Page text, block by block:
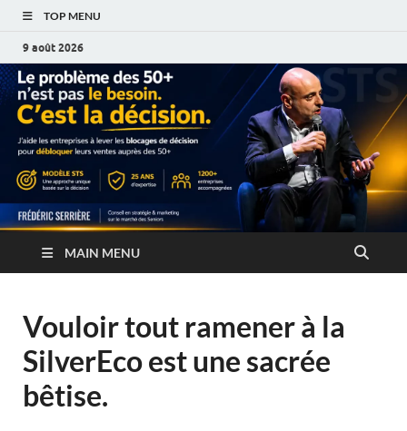
TOP MENU
9 août 2026
MAIN MENU
Vouloir tout ramener à la
SilverEco est une sacrée
bêtise.